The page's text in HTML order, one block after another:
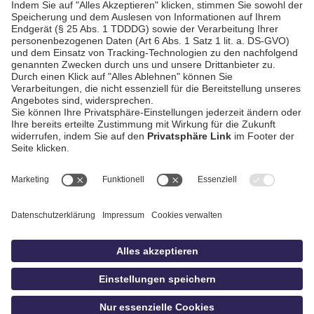
AGB / Gewinnspiele
Datenschutz
Impressum
idowa
Privatsphäre